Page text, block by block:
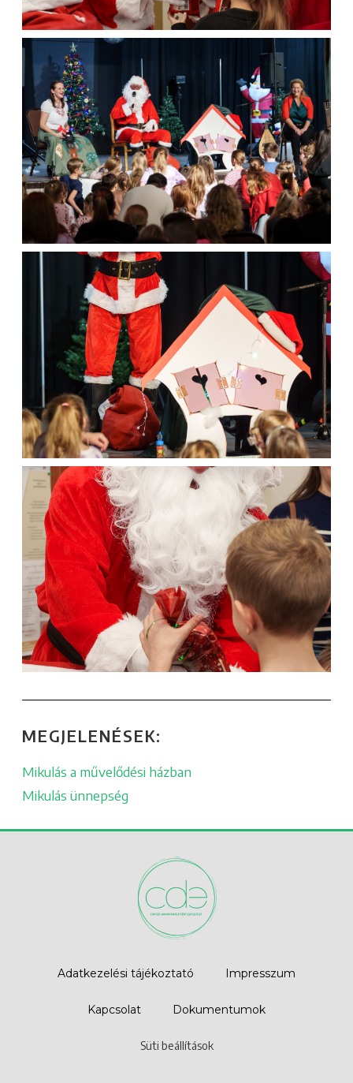
MEGJELENÉSEK:
Mikulás a művelődési házban
Mikulás ünnepség
Adatkezelési tájékoztató Impresszum
Kapcsolat Dokumentumok
Süti beállítások